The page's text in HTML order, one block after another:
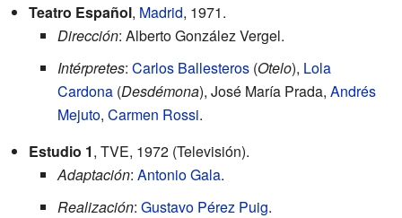
Teatro Español, Madrid, 1971.
Dirección: Alberto González Vergel.
Intérpretes: Carlos Ballesteros (Otelo), Lola
Cardona (Desdémona), José María Prada, Andrés
Mejuto, Carmen Rossi.
Estudio 1, TVE, 1972 (Televisión).
Adaptación: Antonio Gala.
Realización: Gustavo Pérez Puig.